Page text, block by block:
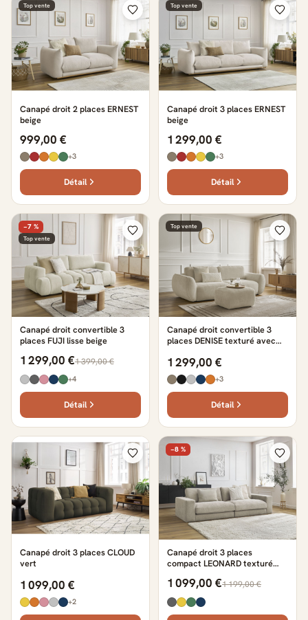
Top vente
Canapé droit 2 places ERNEST
beige
999,00 €
+3
Détail
Top vente
Canapé droit 3 places ERNEST
beige
1 299,00 €
+3
Détail
−7 %
Top vente
Canapé droit convertible 3
places FUJI lisse beige
1 299,00 €1 399,00 €
+4
Détail
Top vente
Canapé droit convertible 3
places DENISE texturé avec
1 299,00 €
+3
Détail
Canapé droit 3 places CLOUD
vert
1 099,00 €
+2
−8 %
Canapé droit 3 places
compact LEONARD texturé
1 099,00 €1 199,00 €